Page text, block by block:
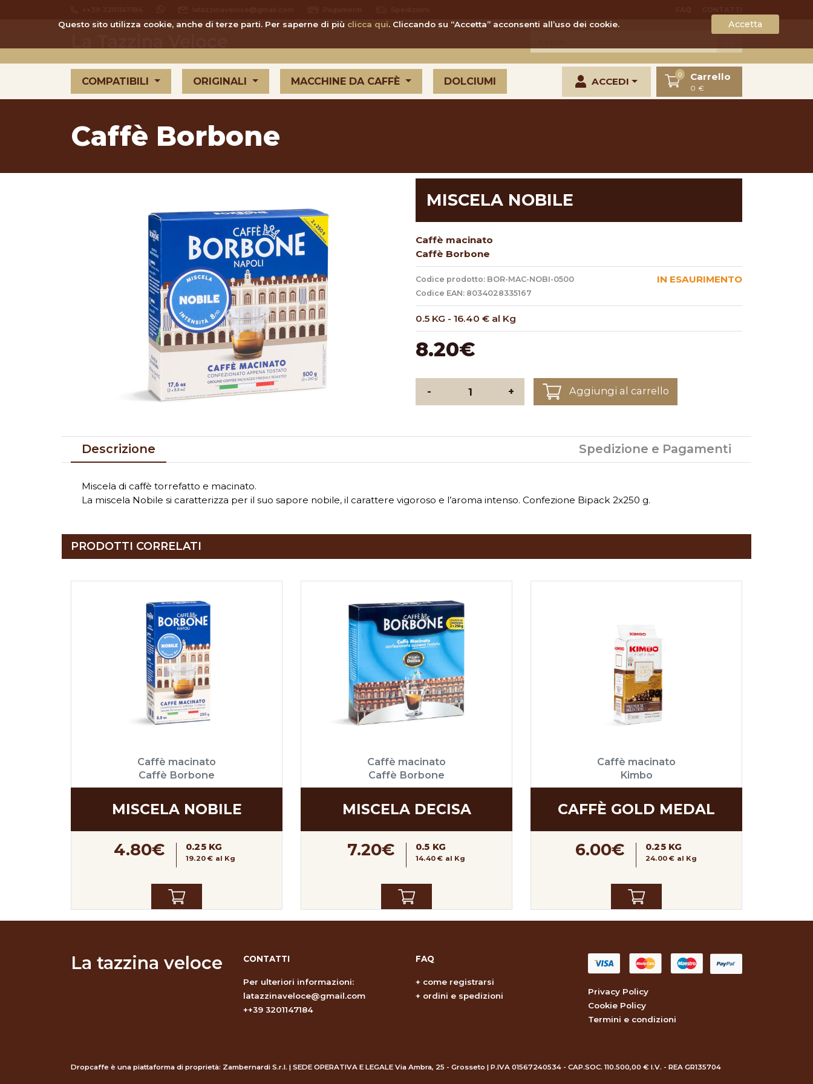
COMPATIBILI ORIGINALI MACCHINE DA CAFFÈ DOLCIUMI ACCEDI
0 Carrello
0 €
Caffè Borbone
MISCELA NOBILE
Caffè macinato
Caffè Borbone
Codice prodotto: BOR-MAC-NOBI-0500
Codice EAN: 8034028335167
IN ESAURIMENTO
0.5 KG - 16.40 € al Kg
8.20€
- + Aggiungi al carrello
Descrizione Spedizione e Pagamenti
Miscela di caffè torrefatto e macinato.
La miscela Nobile si caratterizza per il suo sapore nobile, il carattere vigoroso e l’aroma intenso. Confezione Bipack 2x250 g.
PRODOTTI CORRELATI
Caffè macinato
Caffè Borbone
MISCELA NOBILE
4.80€ 0.25 KG
19.20 € al Kg
Caffè macinato
Caffè Borbone
MISCELA DECISA
7.20€ 0.5 KG
14.40 € al Kg
Caffè macinato
Kimbo
CAFFÈ GOLD MEDAL
6.00€ 0.25 KG
24.00 € al Kg
La tazzina veloce CONTATTI
Per ulteriori informazioni:
latazzinaveloce@gmail.com
++39 3201147184
FAQ
+ come registrarsi
+ ordini e spedizioni
Privacy Policy
Cookie Policy
Termini e condizioni
Dropcaffe è una piattaforma di proprietà: Zambernardi S.r.l. | SEDE OPERATIVA E LEGALE Via Ambra, 25 - Grosseto | P.IVA 01567240534 - CAP.SOC. 110.500,00 € I.V. - REA GR135704
Questo sito utilizza cookie, anche di terze parti. Per saperne di più clicca qui. Cliccando su “Accetta” acconsenti all’uso dei cookie. Accetta